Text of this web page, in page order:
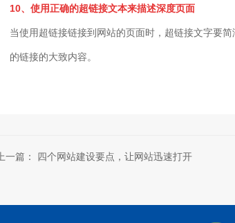
10、使用正确的超链接文本来描述深度页面
当使用超链接链接到网站的页面时，超链接文字要
的链接的大致内容。
上一篇： 四个网站建设要点，让网站迅速打开